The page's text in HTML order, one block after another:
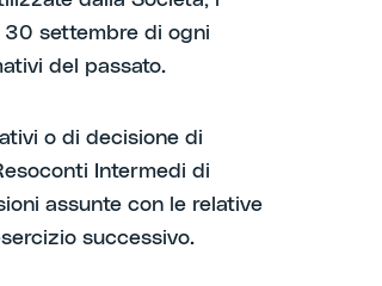
30 settembre di ogni
del passato.
o di decisione di
Intermedi di
assunte con le relative
successivo.